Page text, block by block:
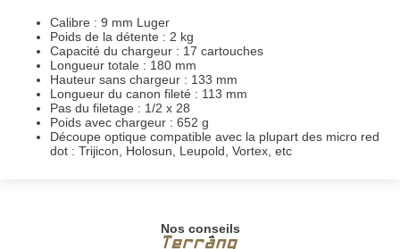
Calibre : 9 mm Luger
Poids de la détente : 2 kg
Capacité du chargeur : 17 cartouches
Longueur totale : 180 mm
Hauteur sans chargeur : 133 mm
Longueur du canon fileté : 113 mm
Pas du filetage : 1/2 x 28
Poids avec chargeur : 652 g
Découpe optique compatible avec la plupart des micro red
dot : Trijicon, Holosun, Leupold, Vortex, etc
Nos conseils